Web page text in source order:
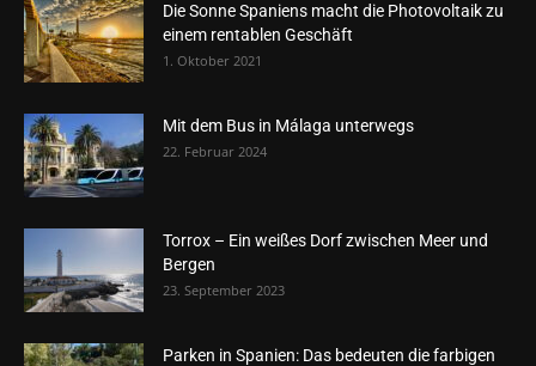
Die Sonne Spaniens macht die Photovoltaik zu
einem rentablen Geschäft
1. Oktober 2021
Mit dem Bus in Málaga unterwegs
22. Februar 2024
Torrox – Ein weißes Dorf zwischen Meer und
Bergen
23. September 2023
Parken in Spanien: Das bedeuten die farbigen